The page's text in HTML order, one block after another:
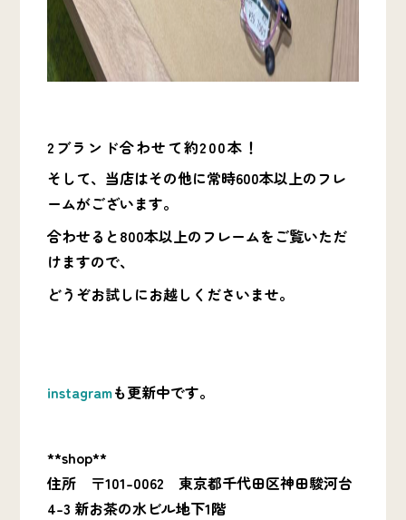
2ブランド合わせて約200本！
そして、当店はその他に常時600本以上のフレ
ームがございます。
合わせると800本以上のフレームをご覧いただ
けますので、
どうぞお試しにお越しくださいませ。
instagramも更新中です。
**shop**
住所 〒101-0062 東京都千代田区神田駿河台
4-3 新お茶の水ビル地下1階